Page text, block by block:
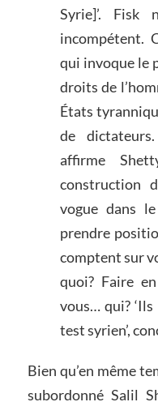
Syrie]’.
incompétent.
qui invoque le
droits de
États
de
affirme
construction
vogue dans le
prendre
comptent sur
quoi? Faire
vous… qui?
test syrien’,
Bien qu’en même
subordonné Salil